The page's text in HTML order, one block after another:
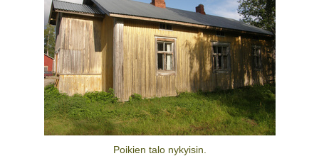
Poikien talo nykyisin.